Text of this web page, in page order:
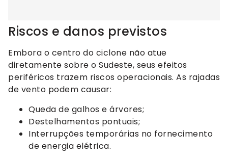
Riscos e danos previstos
Embora o centro do ciclone não atue
diretamente sobre o Sudeste, seus efeitos
periféricos trazem riscos operacionais. As rajadas
de vento podem causar:
Queda de galhos e árvores;
Destelhamentos pontuais;
Interrupções temporárias no fornecimento
de energia elétrica.